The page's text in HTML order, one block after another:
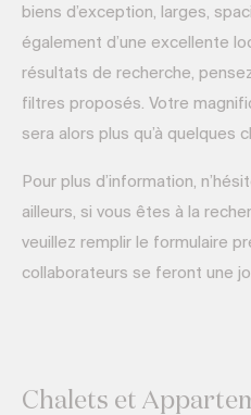
biens d’exception, larges,
également d’une excellente
résultats de recherche,
filtres proposés. Votre
sera alors plus qu’à quelques
Pour plus d’information,
ailleurs, si vous êtes à la
veuillez remplir le formulaire
collaborateurs se feront une
Chalets et